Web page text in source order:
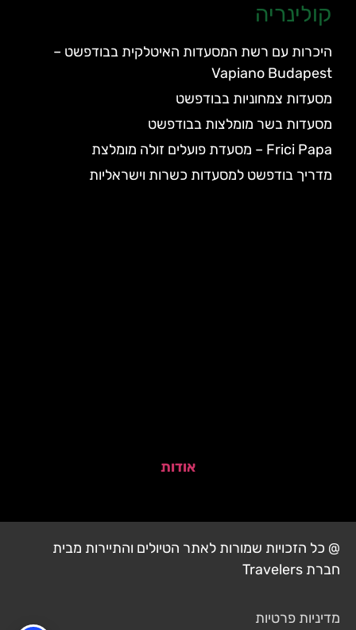
קולינריה
היכרות עם רשת המסעדות האיטלקית בבודפשט –
Vapiano Budapest
מסעדות צמחוניות בבודפשט
מסעדות בשר מומלצות בבודפשט
Frici Papa – מסעדת פועלים זולה מומלצת
מדריך בודפשט למסעדות כשרות וישראליות
אודות
@ כל הזכויות שמורות לאתר הטיולים והתיירות מבית
חברת Travelers
מדיניות פרטיות